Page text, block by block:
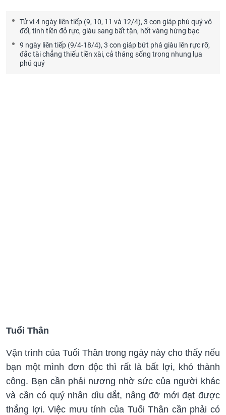
Tử vi 4 ngày liên tiếp (9, 10, 11 và 12/4), 3 con giáp phú quý vô
đối, tình tiền đỏ rực, giàu sang bất tận, hốt vàng hứng bạc
9 ngày liên tiếp (9/4-18/4), 3 con giáp bứt phá giàu lên rực rỡ,
đắc tài chẳng thiếu tiền xài, cả tháng sống trong nhung lụa
phú quý
Tuổi Thân
Vận trình của Tuổi Thân trong ngày này cho thấy nếu
bạn một mình đơn độc thì rất là bất lợi, khó thành
công. Bạn cần phải nương nhờ sức của người khác
và cần có quý nhân dìu dắt, nâng đỡ mới đạt được
thắng lợi. Việc mưu tính của Tuổi Thân cần phải có